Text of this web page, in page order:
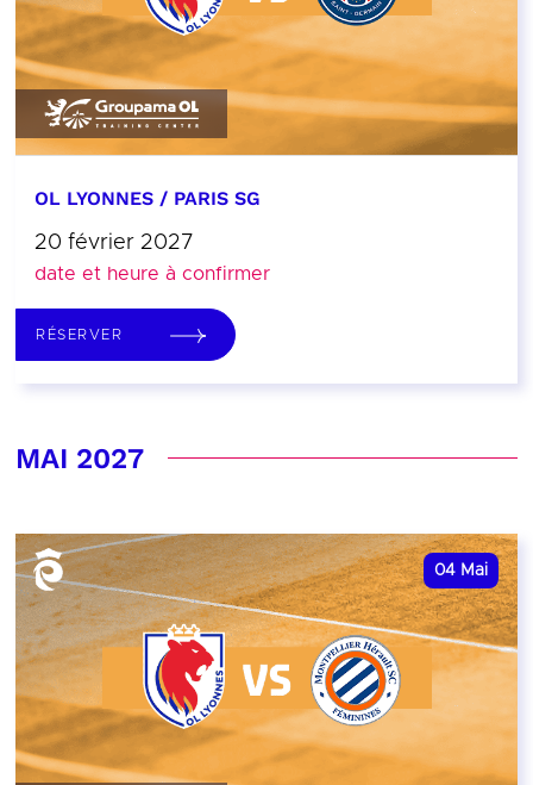
OL LYONNES / PARIS SG
20 février 2027
date et heure à confirmer
RÉSERVER
MAI 2027
04 Mai